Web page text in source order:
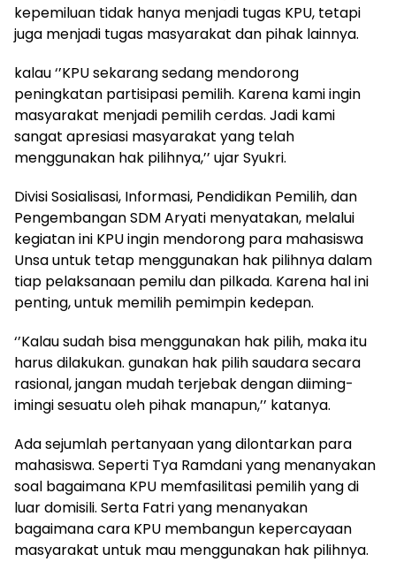
kepemiluan tidak hanya menjadi tugas KPU, tetapi
juga menjadi tugas masyarakat dan pihak lainnya.
kalau ‘’KPU sekarang sedang mendorong
peningkatan partisipasi pemilih. Karena kami ingin
masyarakat menjadi pemilih cerdas. Jadi kami
sangat apresiasi masyarakat yang telah
menggunakan hak pilihnya,’’ ujar Syukri.
Divisi Sosialisasi, Informasi, Pendidikan Pemilih, dan
Pengembangan SDM Aryati menyatakan, melalui
kegiatan ini KPU ingin mendorong para mahasiswa
Unsa untuk tetap menggunakan hak pilihnya dalam
tiap pelaksanaan pemilu dan pilkada. Karena hal ini
penting, untuk memilih pemimpin kedepan.
‘’Kalau sudah bisa menggunakan hak pilih, maka itu
harus dilakukan. gunakan hak pilih saudara secara
rasional, jangan mudah terjebak dengan diiming-
imingi sesuatu oleh pihak manapun,’’ katanya.
Ada sejumlah pertanyaan yang dilontarkan para
mahasiswa. Seperti Tya Ramdani yang menanyakan
soal bagaimana KPU memfasilitasi pemilih yang di
luar domisili. Serta Fatri yang menanyakan
bagaimana cara KPU membangun kepercayaan
masyarakat untuk mau menggunakan hak pilihnya.